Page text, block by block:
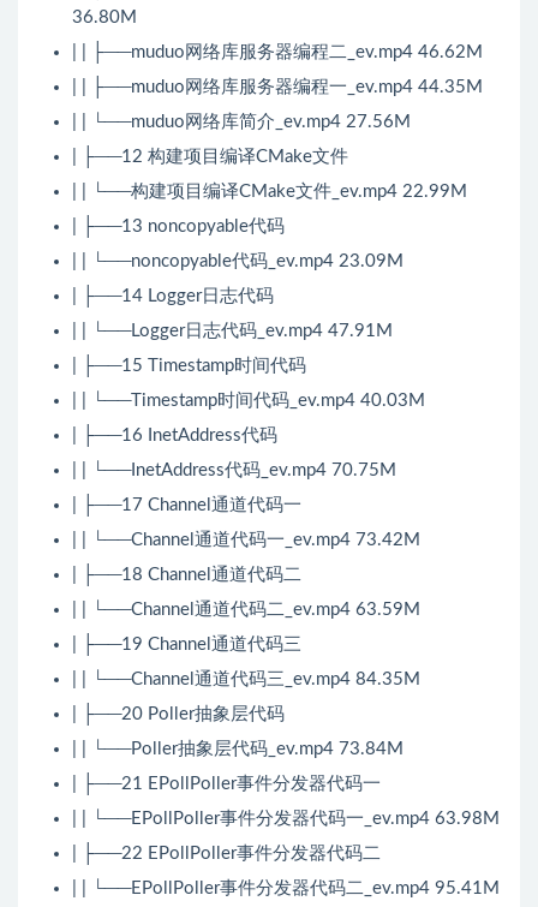
36.80M
| | ├──muduo网络库服务器编程二_ev.mp4 46.62M
| | ├──muduo网络库服务器编程一_ev.mp4 44.35M
| | └──muduo网络库简介_ev.mp4 27.56M
| ├──12 构建项目编译CMake文件
| | └──构建项目编译CMake文件_ev.mp4 22.99M
| ├──13 noncopyable代码
| | └──noncopyable代码_ev.mp4 23.09M
| ├──14 Logger日志代码
| | └──Logger日志代码_ev.mp4 47.91M
| ├──15 Timestamp时间代码
| | └──Timestamp时间代码_ev.mp4 40.03M
| ├──16 InetAddress代码
| | └──InetAddress代码_ev.mp4 70.75M
| ├──17 Channel通道代码一
| | └──Channel通道代码一_ev.mp4 73.42M
| ├──18 Channel通道代码二
| | └──Channel通道代码二_ev.mp4 63.59M
| ├──19 Channel通道代码三
| | └──Channel通道代码三_ev.mp4 84.35M
| ├──20 Poller抽象层代码
| | └──Poller抽象层代码_ev.mp4 73.84M
| ├──21 EPollPoller事件分发器代码一
| | └──EPollPoller事件分发器代码一_ev.mp4 63.98M
| ├──22 EPollPoller事件分发器代码二
| | └──EPollPoller事件分发器代码二_ev.mp4 95.41M